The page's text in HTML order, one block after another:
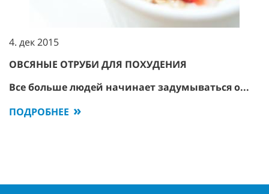
4. дек 2015
ОВСЯНЫЕ ОТРУБИ ДЛЯ ПОХУДЕНИЯ
Все больше людей начинает задумываться о...
ПОДРОБНЕЕ